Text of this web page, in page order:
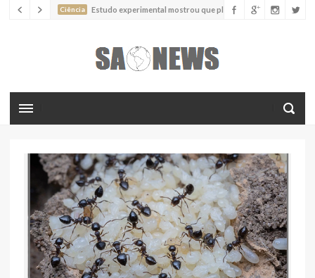
Ciência Estudo experimental mostrou que plantas podem
Estudo descreve uma espécie extinta de polvo que pode
ter alcançado até 19 metros de comprimento
crescimento de cânceres no coração de mamíferos, aponta estudo
Ciência Estudo reportou o que parece ser a primeira "formiga
Ciência Nova espécie descrita de aranha usa uma sofisticada
armadilha de teia para capturar formigas